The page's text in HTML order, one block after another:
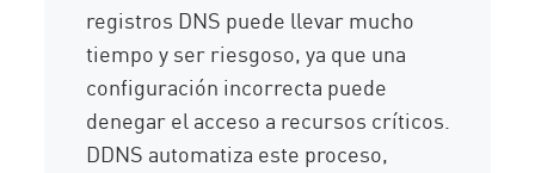
registros DNS puede llevar mucho
tiempo y ser riesgoso, ya que una
configuración incorrecta puede
denegar el acceso a recursos críticos.
DDNS automatiza este proceso,